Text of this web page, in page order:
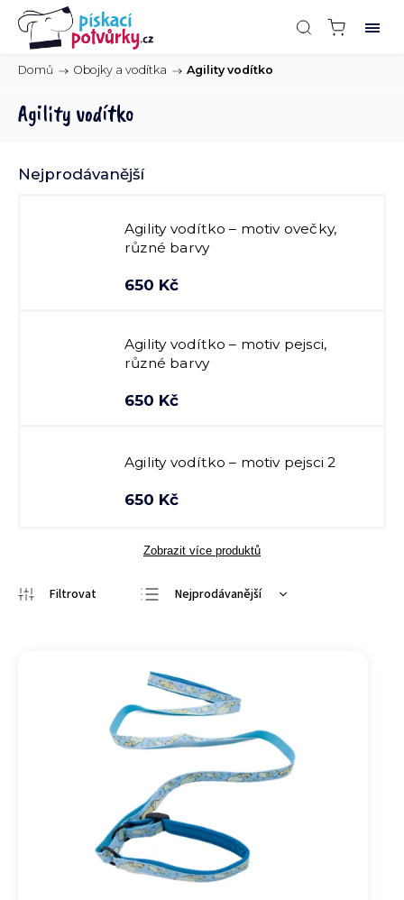
Domů / Obojky a vodítka / Agility vodítko
Agility vodítko
Nejprodávanější
Agility vodítko – motiv ovečky,
různé barvy
650 Kč
Agility vodítko – motiv pejsci,
různé barvy
650 Kč
Agility vodítko – motiv pejsci 2
650 Kč
Zobrazit více produktů
Nejprodávanější
Abecedně